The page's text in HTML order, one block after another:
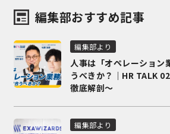
編集部おすすめ記事
編集部より
人事は「オペレーション
うべきか？｜HR TALK
徹底解剖～
編集部より